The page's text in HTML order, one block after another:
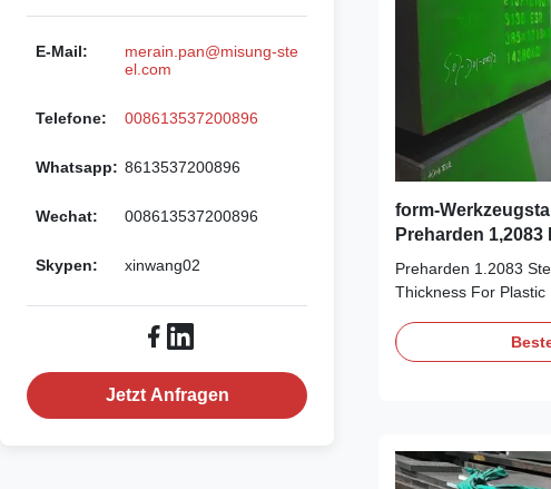
E-Mail:
merain.pan@misung-ste
el.com
Telefone: 008613537200896
Whatsapp: 8613537200896
Wechat: 008613537200896
Skypen: xinwang02
Jetzt Anfragen
form-
Preharden 1,2083
Preharden 1.2083
Thickness For Plastic
Takford special steel
professional